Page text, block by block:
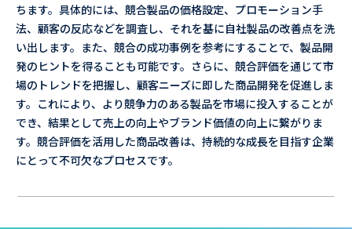
ちます。具体的には、競合製品の価格設定、プロモーション手
法、顧客の反応などを調査し、それを基に自社製品の改善点を洗
い出します。また、競合の成功事例を参考にすることで、製品開
発のヒントを得ることも可能です。さらに、競合評価を通じて市
場のトレンドを把握し、顧客ニーズに即した商品開発を促進しま
す。これにより、より競争力のある製品を市場に投入することが
でき、結果として売上の向上やブランド価値の向上に繋がりま
す。競合評価を活用した商品改善は、持続的な成長を目指す企業
にとって不可欠なプロセスです。